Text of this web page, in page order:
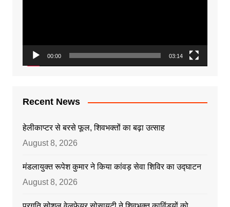
00:00 03:14
Recent News
हेलीकाप्टर से बरसे फूल, शिवभक्तों का बढ़ा उत्साह
August 8, 2026
मंडलायुक्त रूपेश कुमार ने किया कांवड़ सेवा शिविर का उद्घाटन
August 8, 2026